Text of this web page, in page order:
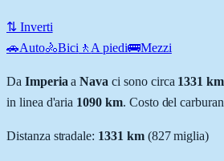
⇅ Inverti
🚗Auto🚴Bici 🚶 A piedi🚌Mezzi
Da Imperia aNava ci sono circa 1331 km
in linea d'aria 1090 km. Costo del
Distanza stradale: 1331 km (827miglia)